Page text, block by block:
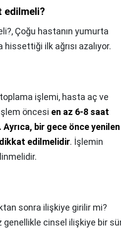
edilmeli?
Çoğu hastanın yumurta
hissettiği ilk ağrısı azalıyor.
işlemi, hasta aç ve
öncesi en az 6-8 saat
Ayrıca, bir gece önce yenilen
edilmelidir. İşlemin
sonra ilişkiye girilir mi?
cinsel ilişkiye bir